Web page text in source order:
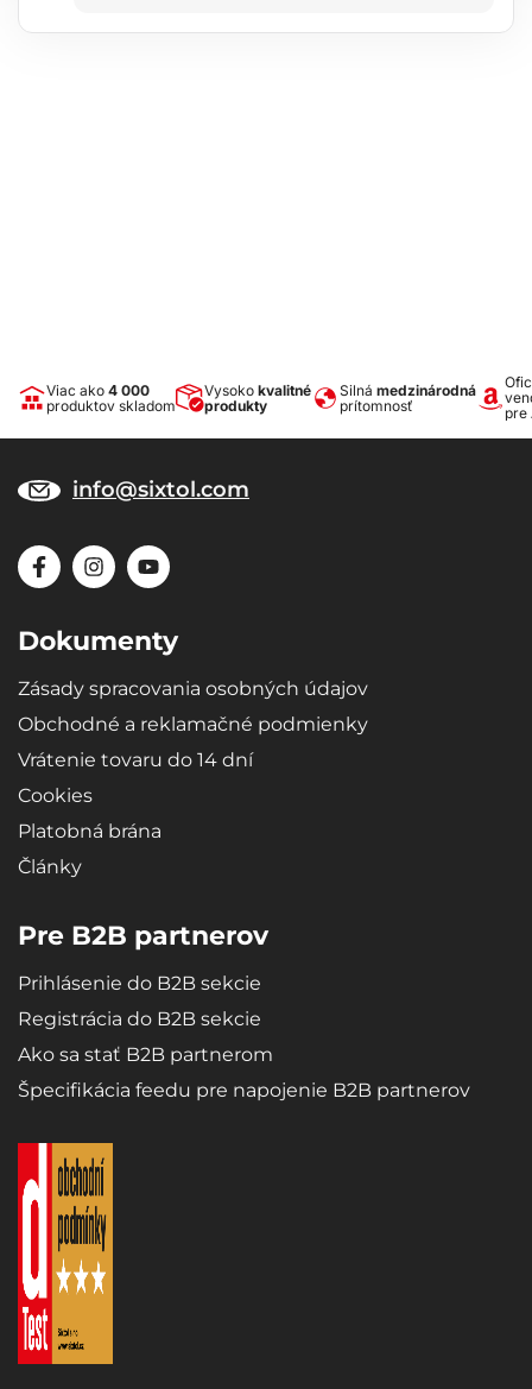
Viac ako 4 000
produktov skladom
Vysoko kvalitné
produkty
Silná medzinárodná
prítomnosť
pre
info@sixtol.com
Dokumenty
Zásady spracovania osobných údajov
Obchodné a reklamačné podmienky
Vrátenie tovaru do 14 dní
Cookies
Platobná brána
Články
Pre B2B partnerov
Prihlásenie do B2B sekcie
Registrácia do B2B sekcie
Ako sa stať B2B partnerom
Špecifikácia feedu pre napojenie B2B partnerov